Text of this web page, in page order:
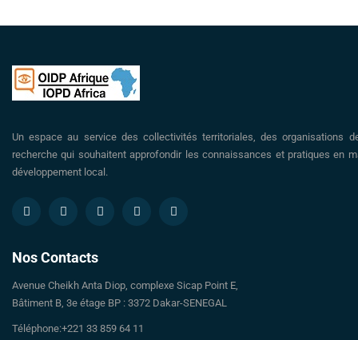
Un espace au service des collectivités territoriales, des organisations
recherche qui souhaitent approfondir les connaissances et pratiques en
développement local.
Nos Contacts
Avenue Cheikh Anta Diop, complexe Sicap Point E,
Bâtiment B, 3e étage BP : 3372 Dakar-SENEGAL
Téléphone:+221 33 859 64 11